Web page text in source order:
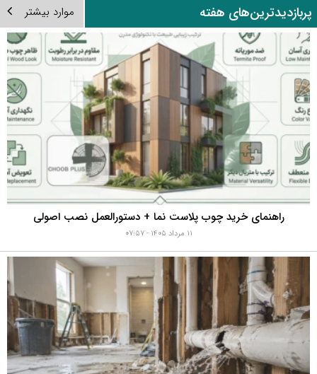
هفته موارد بیشتر
راهنمای خرید چوب پلاست نما + دستورالعمل نصب اصولی